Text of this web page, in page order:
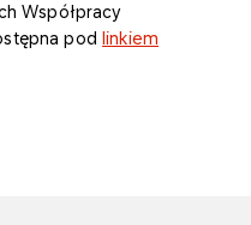
Współpracy
podlinkiem